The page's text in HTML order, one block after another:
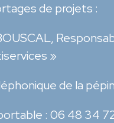
de projets :
»
de la
: 06 48 34